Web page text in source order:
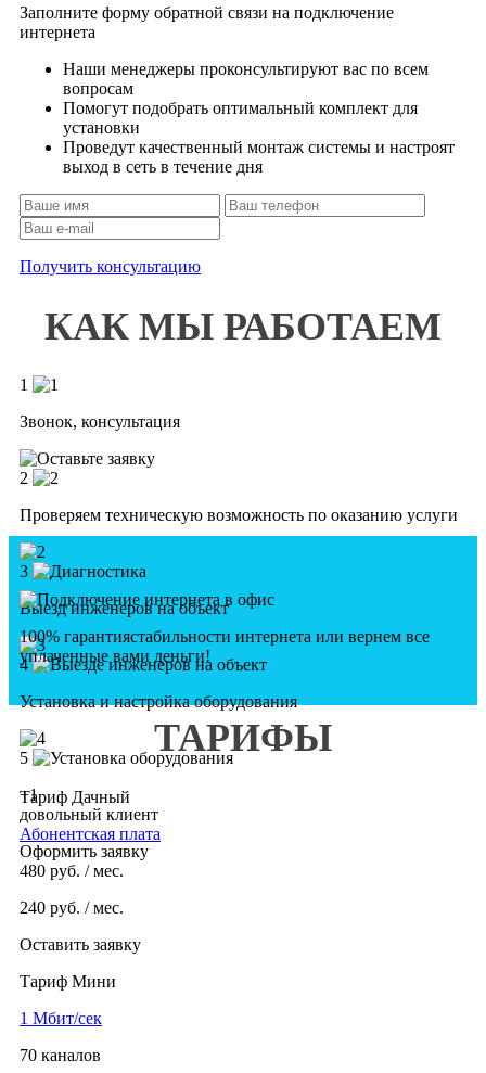
Заполните форму обратной связи на подключение
интернета
Наши менеджеры проконсультируют вас по всем
вопросам
Помогут подобрать оптимальный комплект для
установки
Проведут качественный монтаж системы и настроят
выход в сеть в течение дня
Получить консультацию
КАК МЫ РАБОТАЕМ
1
Звонок, консультация
2
Проверяем техническую возможность по оказанию услуги
3
Выезд инженеров на объект
4
Установка и настройка оборудования
5
+1
довольный клиент
Оформить заявку
100% гарантиястабильности интернета или вернем все
уплаченные вами деньги!
ТАРИФЫ
Тариф Дачный
Абонентская плата
480 руб. / мес.
240 руб. / мес.
Оставить заявку
Тариф Мини
1 Мбит/сек
70 каналов